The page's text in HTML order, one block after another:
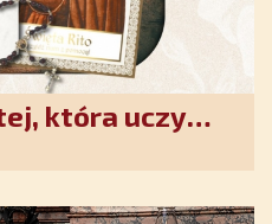
która uczy
się Bogu.